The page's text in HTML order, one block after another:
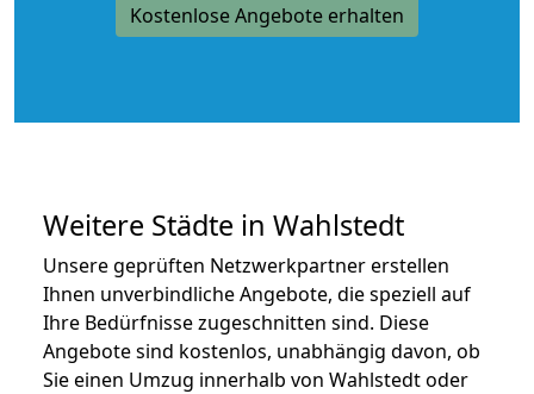
Kostenlose Angebote erhalten
Weitere Städte in Wahlstedt
Unsere geprüften Netzwerkpartner erstellen
Ihnen unverbindliche Angebote, die speziell auf
Ihre Bedürfnisse zugeschnitten sind. Diese
Angebote sind kostenlos, unabhängig davon, ob
Sie einen Umzug innerhalb von Wahlstedt oder